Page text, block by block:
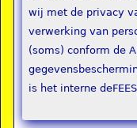
wij met de privacy
verwerking van
(soms) conform de
is het interne